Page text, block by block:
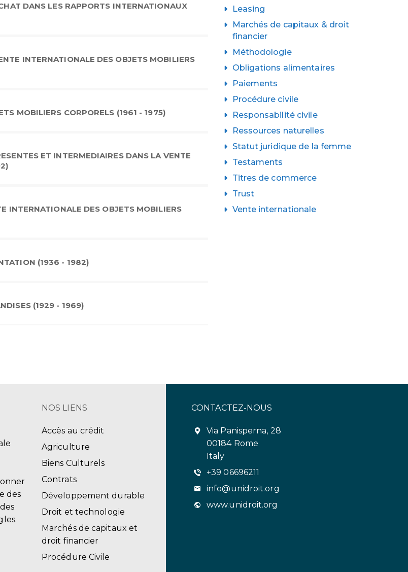
DANS LES RAPPORTS INTERNATIONAUX
INTERNATIONALE DES OBJETS MOBILIERS
MOBILIERS CORPORELS (1961 - 1975)
ET INTERMEDIAIRES DANS LA VENTE
INTERNATIONALE DES OBJETS MOBILIERS
(1936 - 1982)
(1929 - 1969)
Leasing
Marchés de capitaux & droit
financier
Méthodologie
Obligations alimentaires
Paiements
Procédure civile
Responsabilité civile
Ressources naturelles
Statut juridique de la femme
Testaments
Titres de commerce
Trust
Vente internationale
des
NOS LIENS
Accès au crédit
Agriculture
Biens Culturels
Contrats
Développement durable
Droit et technologie
Marchés de capitaux et
droit financier
Procédure Civile
CONTACTEZ-NOUS
Via Panisperna, 28
00184 Rome
Italy
+39 06696211
info@unidroit.org
www.unidroit.org